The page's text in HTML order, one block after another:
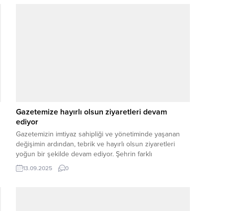
Gazetemize hayırlı olsun ziyaretleri devam
ediyor
Gazetemizin imtiyaz sahipliği ve yönetiminde yaşanan
değişimin ardından, tebrik ve hayırlı olsun ziyaretleri
yoğun bir şekilde devam ediyor. Şehrin farklı
kesimlerinden siyaset, iş dünyası ve sivil toplum
temsilcileri gazetemizi ziyaret ederek yeni dönemin
13.09.2025 0